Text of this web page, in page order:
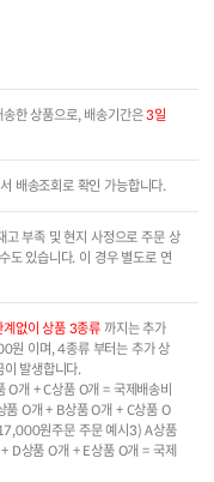
한 상품으로, 배송기간은3일
배송조회로 확인 가능합니다.
부족 및 현지 사정으로 주문 상
도 있습니다. 이 경우 별도로 연
없이 상품 3종류 까지는 추가
원 이며, 4종류 부터는 추가 상
발생합니다.
개 + C상품 O개 = 국제배송비
O개 + B상품 O개 + C상품 O
원주문 주문 예시3) A상품
D상품 O개 + E상품 O개 = 국제